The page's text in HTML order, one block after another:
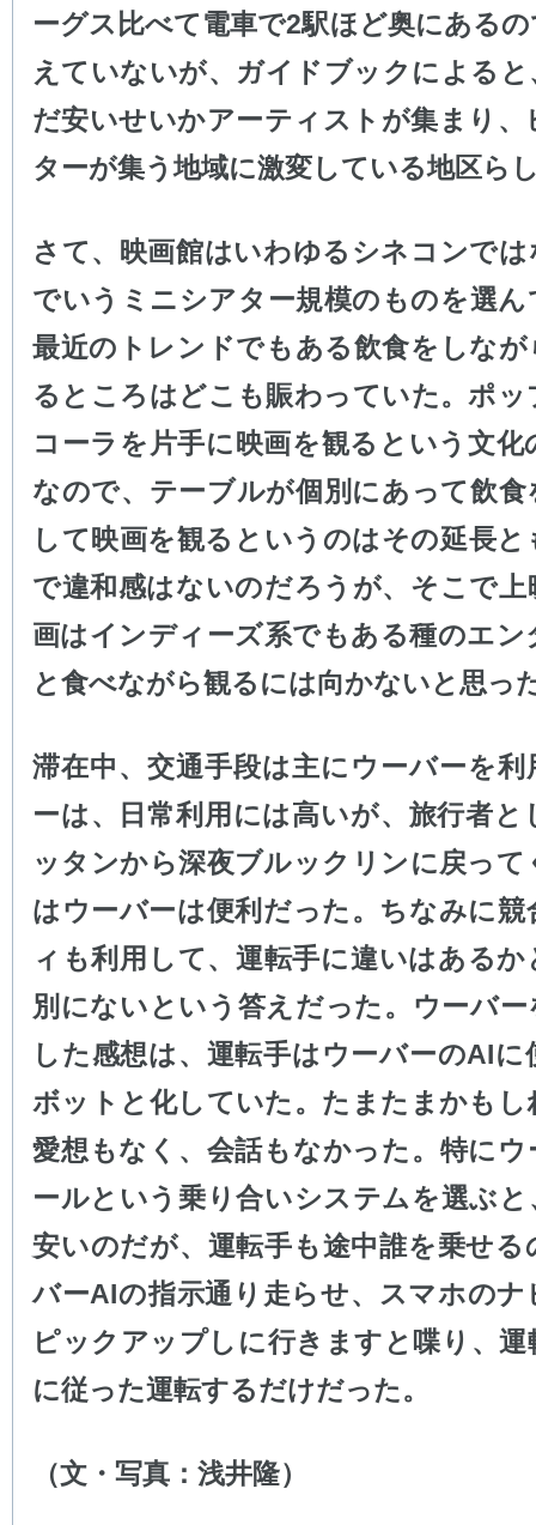
ーグス比べて電車で2駅ほど奥にある
えていないが、ガイドブックによると
だ安いせいかアーティストが集まり、
ターが集う地域に激変している地区ら
さて、映画館はいわゆるシネコンでは
でいうミニシアター規模のものを選ん
最近のトレンドでもある飲食をしなが
るところはどこも賑わっていた。ポッ
コーラを片手に映画を観るという文化
なので、テーブルが個別にあって飲食
して映画を観るというのはその延長と
で違和感はないのだろうが、そこで上
画はインディーズ系でもある種のエン
と食べながら観るには向かないと思っ
滞在中、交通手段は主にウーバーを利
ーは、日常利用には高いが、旅行者と
ッタンから深夜ブルックリンに戻って
はウーバーは便利だった。ちなみに競
ィも利用して、運転手に違いはあるか
別にないという答えだった。ウーバー
した感想は、運転手はウーバーのAIに
ボットと化していた。たまたまかもし
愛想もなく、会話もなかった。特にウ
ールという乗り合いシステムを選ぶと
安いのだが、運転手も途中誰を乗せる
バーAIの指示通り走らせ、スマホのナ
ピックアップしに行きますと喋り、運
に従った運転するだけだった。
（文・写真：浅井隆）